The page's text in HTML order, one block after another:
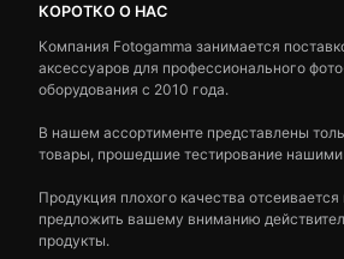
КОРОТКО О НАС
Компания Fotogamma занимается
аксессуаров для профессионального
оборудования с 2010 года.
В нашем ассортименте представлены
товары, прошедшие тестирование
Продукция плохого качества
предложить вашему вниманию
продукты.